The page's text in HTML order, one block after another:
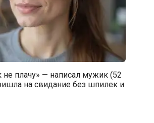
не плачу» — написал мужик (52
на свидание без шпилек и